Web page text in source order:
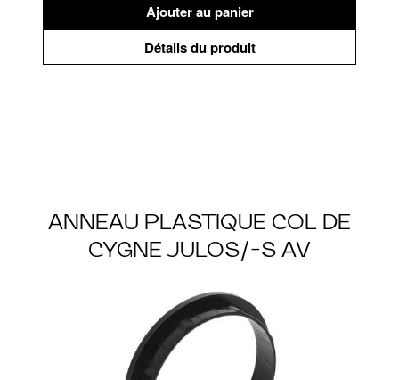
Ajouter au panier
Détails du produit
ANNEAU PLASTIQUE COL DE
CYGNE JULOS/-S AV